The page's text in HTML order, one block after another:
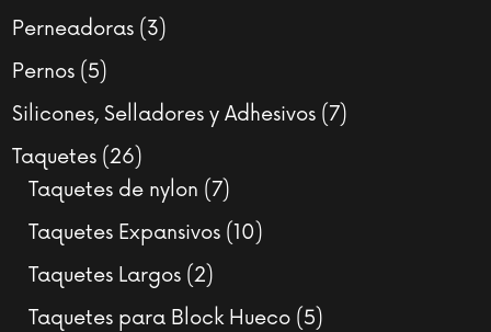
Perneadoras 33
Pernos 55
productos
Silicones, Selladores y Adhesivos 77
Taquetes 2626
productos
Taquetes de nylon 77
productos
Taquetes Expansivos 1010
Taquetes Largos 22
productos
Taquetes para Block Hueco 55